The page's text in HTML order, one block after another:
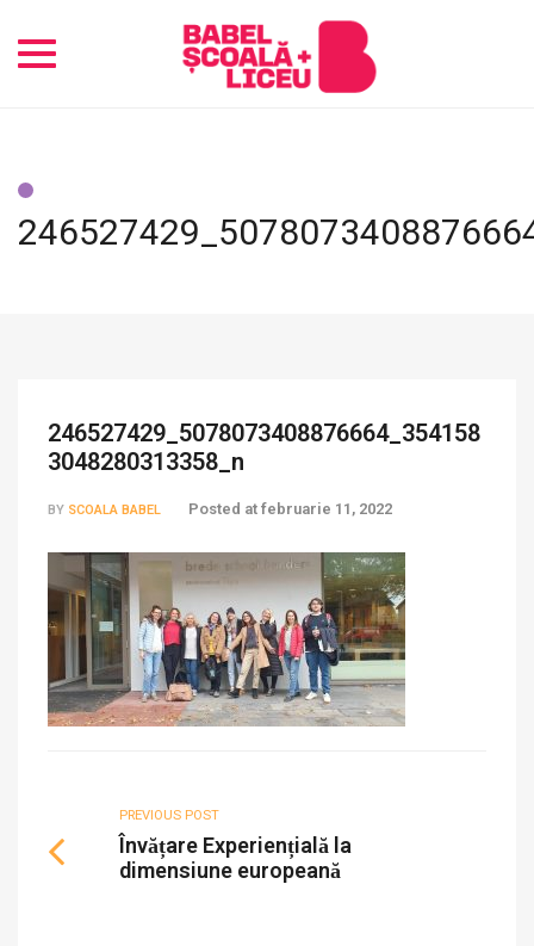
Toggle
246527429_5078073408876664_354158
3048280313358_n
BY SCOALA BABEL Posted at februarie 11, 2022
PREVIOUS POST
Învățare Experiențială la
dimensiune europeană